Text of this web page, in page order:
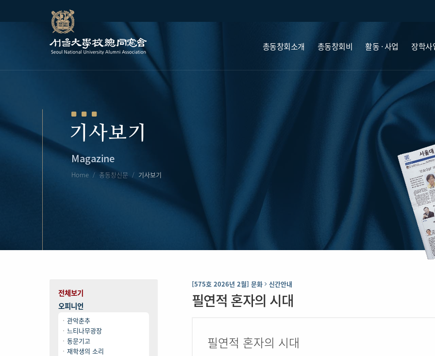
총동창회소개 총동창회비 활동 · 사업 장학사
기사보기
Magazine
Home 총동창신문 기사보기
전체보기
오피니언
관악춘추
느티나무광장
동문기고
재학생의 소리
[575호 2026년 2월] 문화 신간안내
필연적 혼자의 시대
필연적 혼자의 시대